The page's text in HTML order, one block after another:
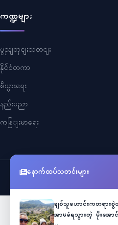
ကဏ္ဍများ
ပွညျတှငျးသတငျး
နိုင်ငံတကာ
စီးပွားရေး
နည်းပညာ
ကနြျးမာရေး
Myanmar Cele News
နောက်ထပ်သတင်းများ
ချစ်သူဟောင်းကတရား
အာမခံရသွားတဲ့ မိုးအော